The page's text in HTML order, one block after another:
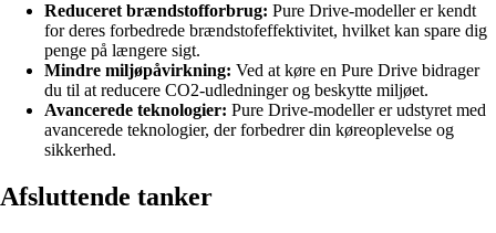
Reduceret brændstofforbrug: Pure Drive-modeller er kendt
for deres forbedrede brændstofeffektivitet, hvilket kan spare dig
penge på længere sigt.
Mindre miljøpåvirkning: Ved at køre en Pure Drive bidrager
du til at reducere CO2-udledninger og beskytte miljøet.
Avancerede teknologier: Pure Drive-modeller er udstyret med
avancerede teknologier, der forbedrer din køreoplevelse og
sikkerhed.
Afsluttende tanker